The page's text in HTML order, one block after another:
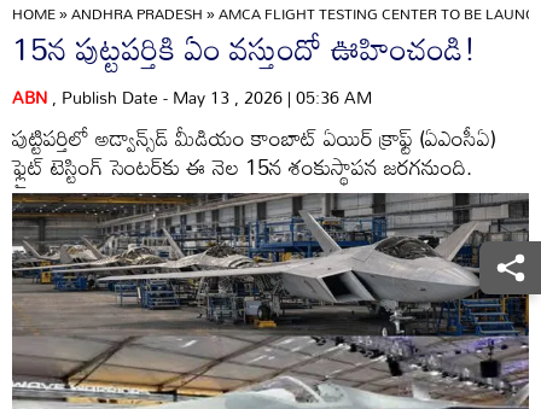
HOME»ANDHRA PRADESH»AMCA FLIGHT TESTING CENTER TO BE
15న పుట్టపర్తికి ఏం వస్తుందో ఊహించండి!
ABN, Publish Date - May 13 , 2026 | 05:36 AM
పుట్టిపర్తిలో అడ్వాన్స్‌డ్‌ మీడియం కాంబాట్‌ ఏయిర్‌ క్రాఫ్ట్‌ (ఏఎంసీఏ)
ఫ్లైట్‌ టెస్టింగ్‌ సెంటర్‌కు ఈ నెల 15న శంకుస్థాపన జరగనుంది.